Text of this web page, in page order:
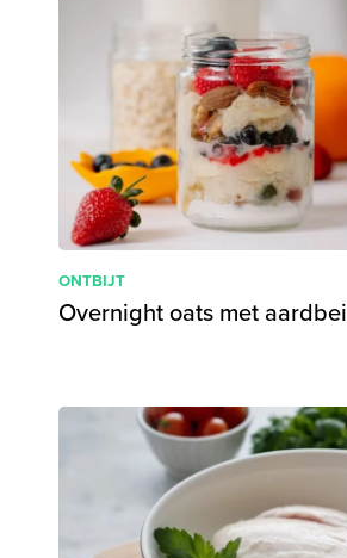
ONTBIJT
Overnight oats met aardbei